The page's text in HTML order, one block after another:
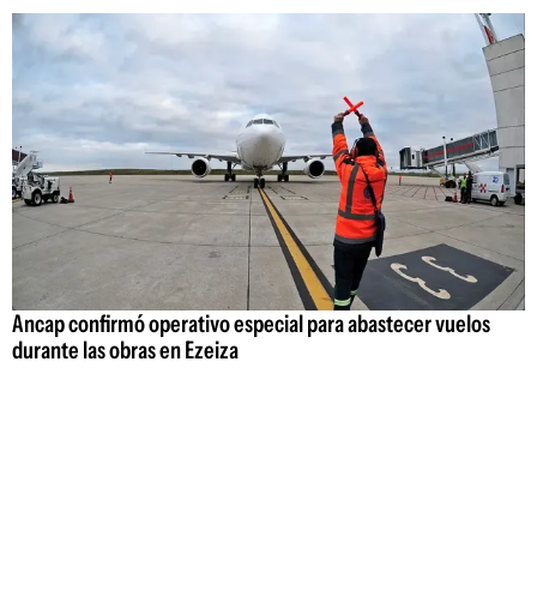
Ancap confirmó operativo especial para abastecer vuelos
durante las obras en Ezeiza